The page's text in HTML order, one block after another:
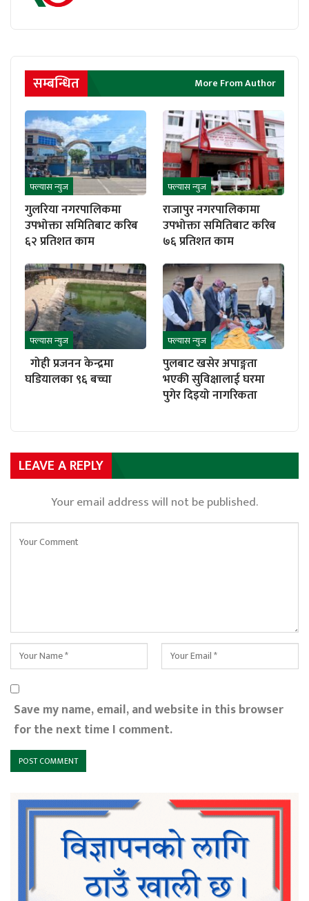
सम्बन्धित More From Author
फ्ल्यास न्युज
गुलरिया नगरपालिकमा
उपभोक्ता समितिबाट करिब
६२ प्रतिशत काम
फ्ल्यास न्युज
राजापुर नगरपालिकामा
उपभोक्ता समितिबाट करिब
७६ प्रतिशत काम
फ्ल्यास न्युज
गोही प्रजनन केन्द्रमा
घडियालका ९६ बच्चा
फ्ल्यास न्युज
पुलबाट खसेर अपाङ्गता
भएकी सुविक्षालाई घरमा
पुगेर दिइयो नागरिकता
LEAVE A REPLY
Your email address will not be published.
Save my name, email, and website in this browser
for the next time I comment.